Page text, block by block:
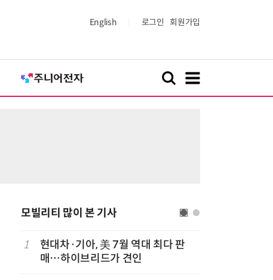
English 로그인 회원가입
모빌리티 많이 본 기사
1
현대차·기아, 美 7월 역대 최다 판
매…하이브리드가 견인